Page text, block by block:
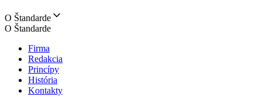
O Štandarde
O Štandarde
Firma
Redakcia
Princípy
História
Kontakty